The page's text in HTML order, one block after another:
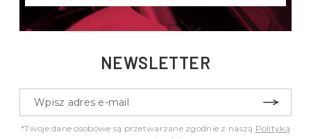
NEWSLETTER
*Twoje dane osobowe są przetwarzane zgodnie z naszą Polityką